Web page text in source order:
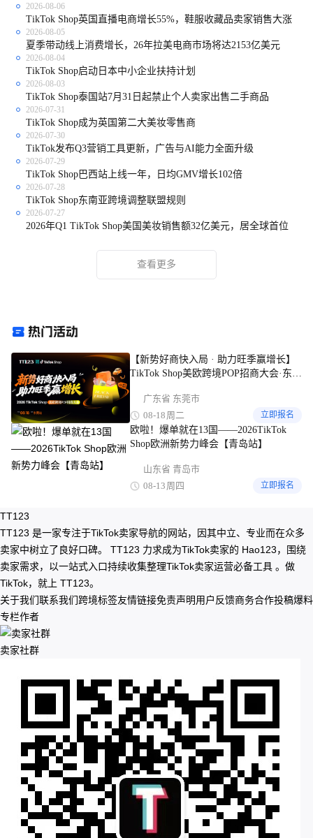
2026-08-06
TikTok Shop英国直播电商增长55%，鞋服收藏品卖家销售大涨
2026-08-05
夏季带动线上消费增长，26年拉美电商市场将达2153亿美元
2026-08-04
TikTok Shop启动日本中小企业扶持计划
2026-08-03
TikTok Shop泰国站7月31日起禁止个人卖家出售二手商品
2026-07-31
TikTok Shop成为英国第二大美妆零售商
2026-07-30
TikTok发布Q3营销工具更新，广告与AI能力全面升级
2026-07-29
TikTok Shop巴西站上线一年，日均GMV增长102倍
2026-07-28
TikTok Shop东南亚跨境调整联盟规则
2026-07-27
2026年Q1 TikTok Shop美国美妆销售额32亿美元，居全球首位
查看更多
【新势好商快入局 · 助力旺季赢增长】
TikTok Shop美欧跨境POP招商大会·东莞
广东省 东莞市
08-18 周二 立即报名
欧啦！爆单就在13国——2026TikTok
Shop欧洲新势力峰会【青岛站】
山东省 青岛市
08-13 周四 立即报名
TT123
TT123 是一家专注于TikTok卖家导航的网站，因其中立、专业而在众多
卖家中树立了良好口碑。 TT123 力求成为TikTok卖家的 Hao123，围绕
卖家需求，以一站式入口持续收集整理TikTok卖家运营必备工具 。做
TikTok，就上 TT123。
关于我们联系我们跨境标签友情链接免责声明用户反馈商务合作投稿爆料
专栏作者
卖家社群